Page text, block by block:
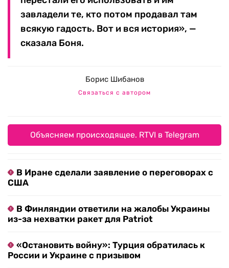
завладели те, кто потом продавал там
всякую гадость. Вот и вся история», —
сказала Боня.
Борис Шибанов
Связаться с автором
Объясняем происходящее. RTVI в Telegram
В Иране сделали заявление о переговорах с
США
В Финляндии ответили на жалобы Украины
из-за нехватки ракет для Patriot
«Остановить войну»: Турция обратилась к
России и Украине с призывом